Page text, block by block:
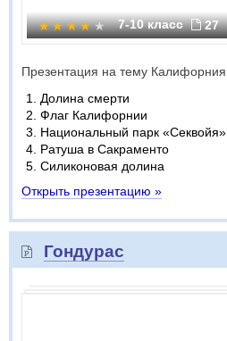
7-10 класс 27
Презентация на тему Калифорния
Долина смерти
Флаг Калифорнии
Национальный парк «Секвойя»
Ратуша в Сакраменто
Силиконовая долина
Открыть презентацию »
Гондурас